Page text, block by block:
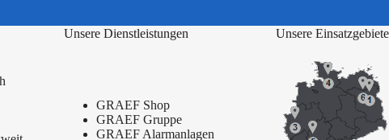
Unsere Dienstleistungen
GRAEF Shop
GRAEF Gruppe
GRAEF Alarmanlagen
Unsere Einsatzgebiete